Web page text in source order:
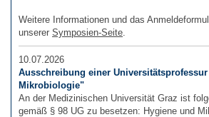
Weitere Informationen und das
unserer Symposien-Seite.
10.07.2026
Ausschreibung einer
Mikrobiologie"
An der Medizinischen Universität Graz ist
gemäß § 98 UG zu besetzen: Hygiene und